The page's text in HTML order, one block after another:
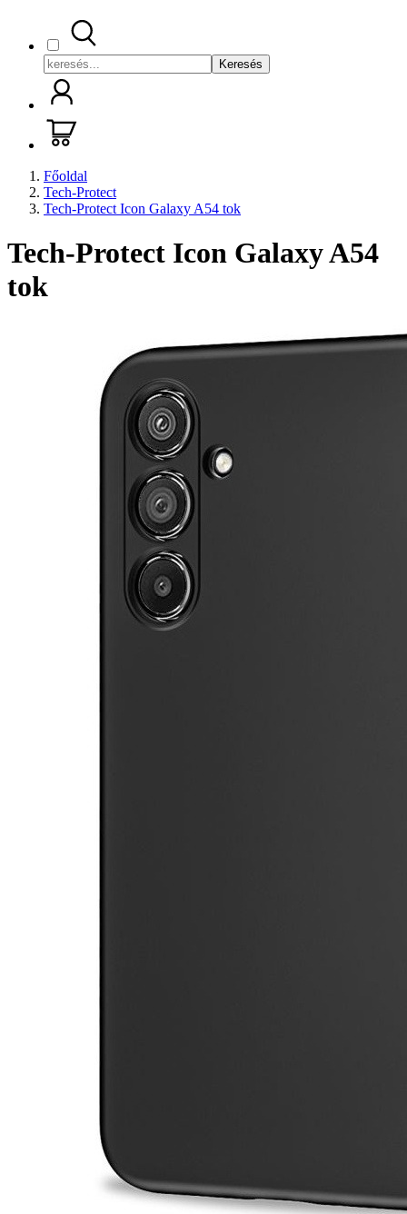
Keresés
Főoldal
Tech-Protect
Tech-Protect Icon Galaxy A54 tok
Tech-Protect Icon Galaxy A54
tok